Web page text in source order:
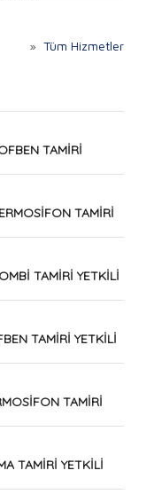
»Tüm Hizmetler
TAMİRİ
TAMİRİ
TAMİRİ YETKİLİ
TAMİRİ YETKİLİ
TAMİRİ
TAMİRİ YETKİLİ